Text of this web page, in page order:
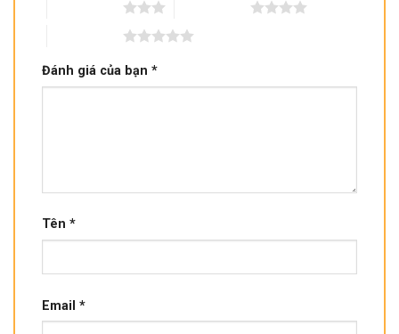
Đánh giá của bạn *
Tên *
Email *